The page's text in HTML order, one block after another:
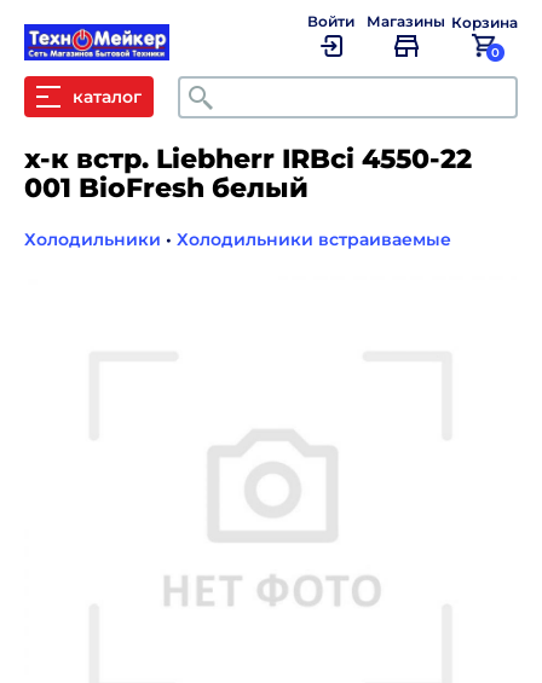
каталог Поиск
Войти Магазины Корзина
0
х-к встр. Liebherr IRBci 4550-22
001 BioFresh белый
Холодильники • Холодильники встраиваемые